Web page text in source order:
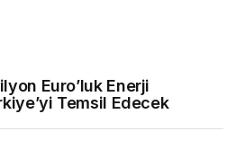
Euro’luk Enerji
Temsil Edecek